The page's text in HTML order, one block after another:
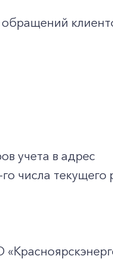
учета в адрес
числа текущего